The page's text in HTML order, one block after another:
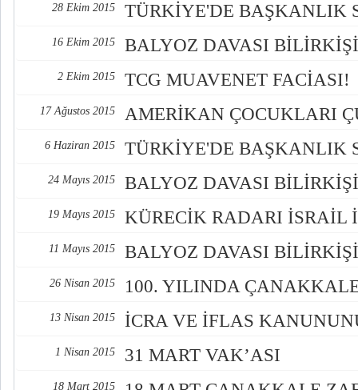
28 Ekim 2015 TÜRKİYE'DE BAŞKANLIK
16 Ekim 2015 BALYOZ DAVASI
2 Ekim 2015 TCG MUAVENET FACİASI!
17 Ağustos 2015 AMERİKAN ÇOCUKLARI
6 Haziran 2015 TÜRKİYE'DE BAŞKANLIK
24 Mayıs 2015 BALYOZ DAVASI
19 Mayıs 2015 KÜRECİK RADARI İSRAİL
11 Mayıs 2015 BALYOZ DAVASI
26 Nisan 2015 100. YILINDA
13 Nisan 2015 İCRA VE İFLAS
1 Nisan 2015 31 MART VAK’ASI
18 Mart 2015